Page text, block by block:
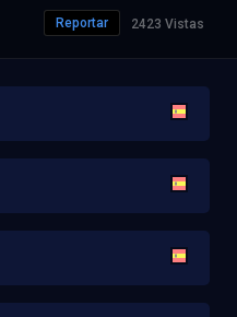
2423 Vistas
Reportar